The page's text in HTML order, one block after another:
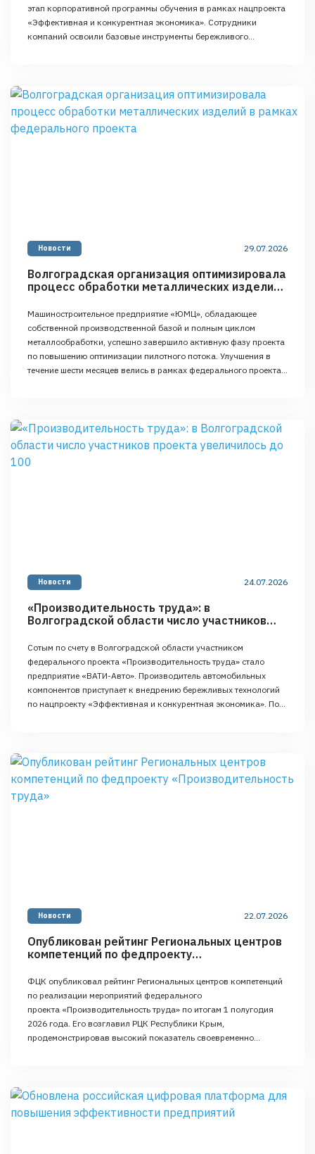
этап корпоративной программы обучения в рамках нацпроекта
«Эффективная и конкурентная экономика». Сотрудники
компаний освоили базовые инструменты бережливого
перевозки пассажиров железнодорожным транспортом в
пригородном сообщении, «Синергия» направит усилия на …
Continued
Новости 29.07.2026
Волгоградская организация оптимизировала
процесс обработки металлических изделий
Машиностроительное предприятие «ЮМЦ», обладающее
собственной производственной базой и полным циклом
металлообработки, успешно завершило активную фазу проекта
по повышению оптимизации пилотного потока. Улучшения в
течение шести месяцев велись в рамках федерального проекта
достичь измеримых результатов на пилотном потоке по
оптимизации механической … Continued
Новости 24.07.2026
«Производительность труда»: в
Волгоградской области число участников
Сотым по счету в Волгоградской области участником
федерального проекта «Производительность труда» стало
предприятие «ВАТИ-Авто». Производитель автомобильных
компонентов приступает к внедрению бережливых технологий
по нацпроекту «Эффективная и конкурентная экономика». По
группой проведут диагностику процессов компании, определят
пилотный поток … Continued
Новости 22.07.2026
Опубликован рейтинг Региональных центров
компетенций по федпроекту
ФЦК опубликовал рейтинг Региональных центров компетенций
по реализации мероприятий федерального
проекта «Производительность труда» по итогам 1 полугодия
2026 года. Его возглавил РЦК Республики Крым,
продемонстрировав высокий показатель своевременно
рейтинга – выявить регионы с успешным опытом реализации
мероприятий федпроекта и …Continued